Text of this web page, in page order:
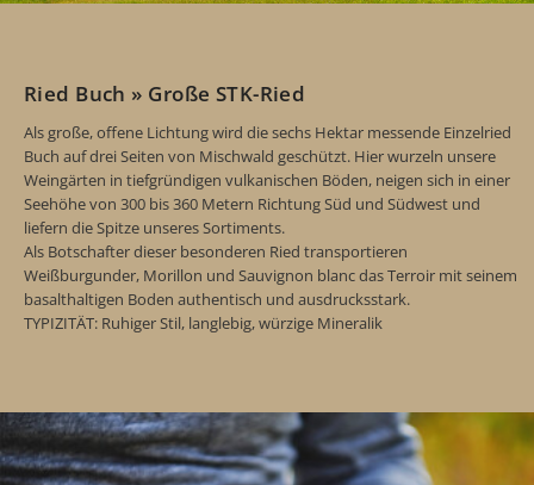
Ried Buch » Große STK-Ried
Als große, offene Lichtung wird die sechs Hektar messende Einzelried
Buch auf drei Seiten von Mischwald geschützt. Hier wurzeln unsere
Weingärten in tiefgründigen vulkanischen Böden, neigen sich in einer
Seehöhe von 300 bis 360 Metern Richtung Süd und Südwest und
liefern die Spitze unseres Sortiments.
Als Botschafter dieser besonderen Ried transportieren
Weißburgunder, Morillon und Sauvignon blanc das Terroir mit seinem
basalthaltigen Boden authentisch und ausdrucksstark.
TYPIZITÄT: Ruhiger Stil, langlebig, würzige Mineralik